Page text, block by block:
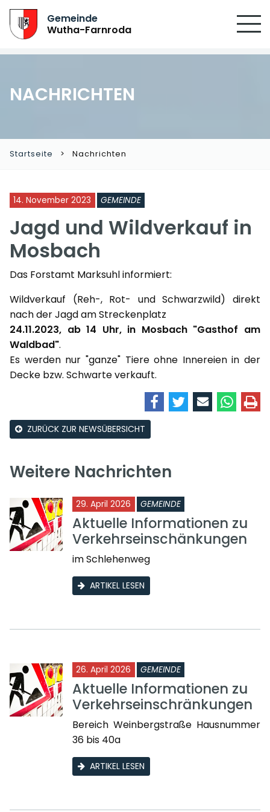
Gemeinde
Wutha-Farnroda
NACHRICHTEN
Startseite Nachrichten
14. November 2023 GEMEINDE
Jagd und Wildverkauf in
Mosbach
Das Forstamt Marksuhl informiert:
Wildverkauf (Reh-, Rot- und Schwarzwild) direkt
nach der Jagd am Streckenplatz
24.11.2023, ab 14 Uhr, in Mosbach "Gasthof am
Waldbad".
Es werden nur "ganze" Tiere ohne Innereien in der
Decke bzw. Schwarte verkauft.
ZURÜCK ZUR NEWSÜBERSICHT
Weitere Nachrichten
29. April 2026 GEMEINDE
Aktuelle Informationen zu
Verkehrseinschänkungen
im Schlehenweg
ARTIKEL LESEN
26. April 2026 GEMEINDE
Aktuelle Informationen zu
Verkehrseinschränkungen
Bereich Weinbergstraße Hausnummer
36 bis 40a
ARTIKEL LESEN